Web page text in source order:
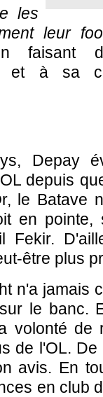
les
leur
faisant
et à sa
Depay
depuis
le Batave
en
Fekir.
être plus
n'a jamais
le banc.
volonté de
de l'OL.
avis. En
en club